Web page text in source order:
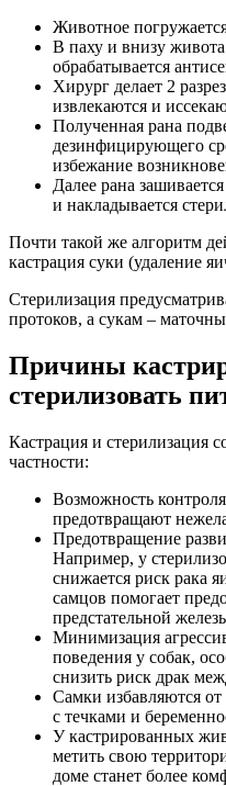
Животное
В паху и внизу живота
обрабатывается
Хирург делает 2
извлекаются и
Полученная рана
дезинфицирующего
избежание
Далее рана
и накладывается
Почти такой же алгоритм
кастрация суки (удаление
Стерилизация
протоков, а сукам –
Причины
стерилизовать
Кастрация и стерилизация
частности:
Возможность
предотвращают
Предотвращение
Например, у
снижается риск рака
самцов помогает
предстательной
Минимизация
поведения у собак,
снизить риск драк
Самки избавляются
с течками и
У кастрированных
метить свою
доме станет более